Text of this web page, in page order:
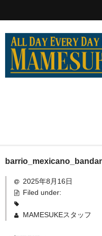
ホーム
MEXICO買い付け
新商品
2025年8月16日
Filed under:
MAMESUKEスタッフ